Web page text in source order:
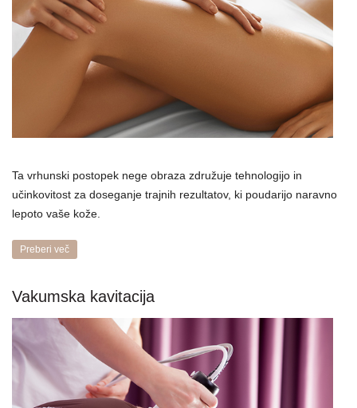
Ta vrhunski postopek nege obraza združuje tehnologijo in
učinkovitost za doseganje trajnih rezultatov, ki poudarijo naravno
lepoto vaše kože.
Preberi več
Vakumska kavitacija